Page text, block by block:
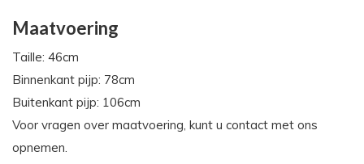
Maatvoering
Taille: 46cm
Binnenkant pijp: 78cm
Buitenkant pijp: 106cm
Voor vragen over maatvoering, kunt u contact met ons
opnemen.